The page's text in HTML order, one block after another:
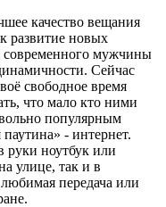
качество вещания
развитие новых
современного мужчины
Сейчас
свободное время
что мало кто ними
популярным
- интернет.
руки ноутбук или
улице, так и в
передача или